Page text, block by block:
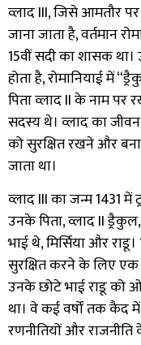
व्लाद III, जिसे आमतौर
जाना जाता है, वर्तमान
15वीं सदी का शासक
होता है, रोमानियाई में
पिता व्लाद II के नाम पर
सदस्य थे। व्लाद का
को सुरक्षित रखने और
जाता था।
व्लाद III का जन्म 1431 में
उनके पिता, व्लाद II
भाई थे, मिर्सिया और
सुरक्षित करने के लिए
उनके छोटे भाई राडू को
था। वे कई वर्षों तक कैद
रणनीतियों और राजनीति